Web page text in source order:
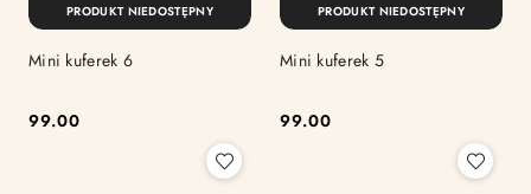
Mini kuferek 6
Cena:
99.00
PRODUKT NIEDOSTĘPNY
Mini kuferek 5
Cena:
99.00
PRODUKT NIEDOSTĘPNY